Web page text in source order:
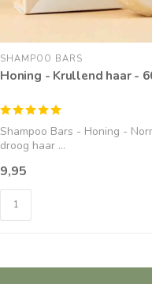
SHAMPOO BARS
Honing - Krullend haar -
Shampoo Bars - Honing -
droog haar ...
9,95